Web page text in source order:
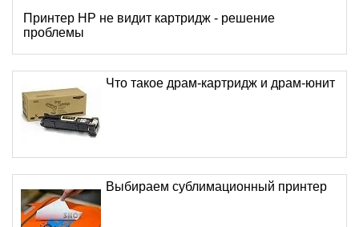
Принтер HP не видит картридж - решение
проблемы
Что такое драм-картридж и драм-юнит
Выбираем сублимационный принтер